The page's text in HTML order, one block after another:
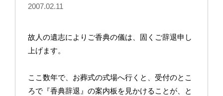
2007.02.11
故人の遺志によりご香典の儀は、固くご辞退申し
上げます。
ここ数年で、お葬式の式場へ行くと、受付のとこ
ろで『香典辞退』の案内板を見かけることが、と